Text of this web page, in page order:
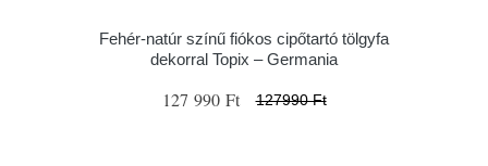
Fehér-natúr színű fiókos cipőtartó tölgyfa
dekorral Topix – Germania
127 990 Ft 127990 Ft